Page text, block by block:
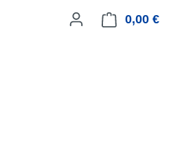
0,00 €